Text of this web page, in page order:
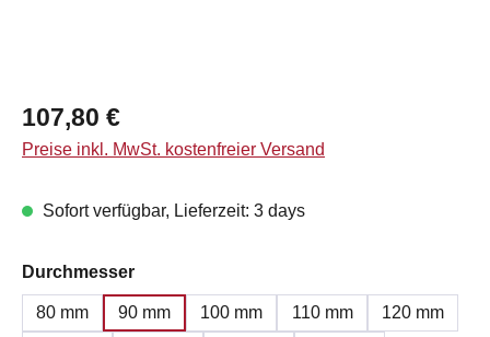
Regulärer Preis:
107,80 €
Preise inkl. MwSt. kostenfreier Versand
Sofort verfügbar, Lieferzeit: 3 days
Durchmesserauswählen
80 mm 90 mm 100 mm 110 mm
120 mm